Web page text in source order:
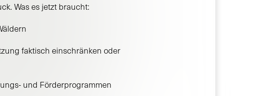
Was es jetzt braucht:
faktisch einschränken oder
und Förderprogrammen